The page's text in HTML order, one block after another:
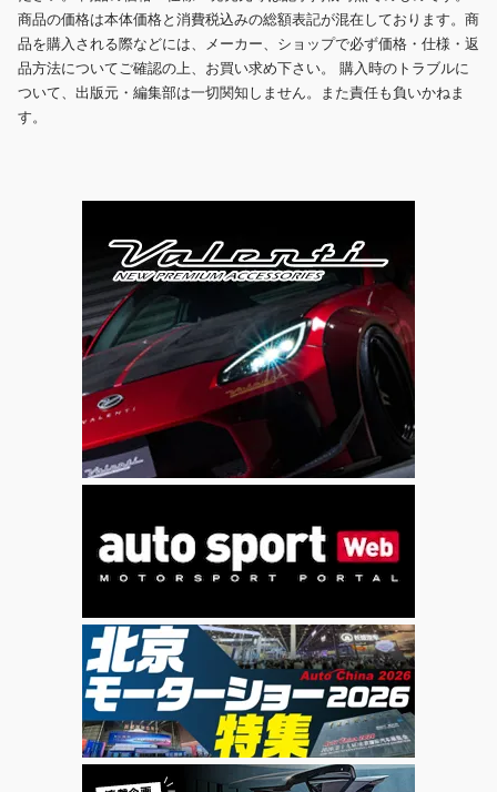
商品の価格は本体価格と消費税込みの総額表記が混在しております。商
品を購入される際などには、メーカー、ショップで必ず価格・仕様・返
品方法についてご確認の上、お買い求め下さい。 購入時のトラブルに
ついて、出版元・編集部は一切関知しません。また責任も負いかねま
す。